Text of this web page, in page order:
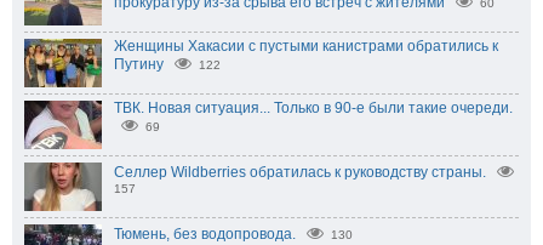
60
Женщины Хакасии с пустыми канистрами обратились к
Путину
122
ТВК. Новая ситуация... Только в 90-е были такие очереди.
69
Селлер Wildberries обратилась к руководству страны.
157
Тюмень, без водопровода. 130